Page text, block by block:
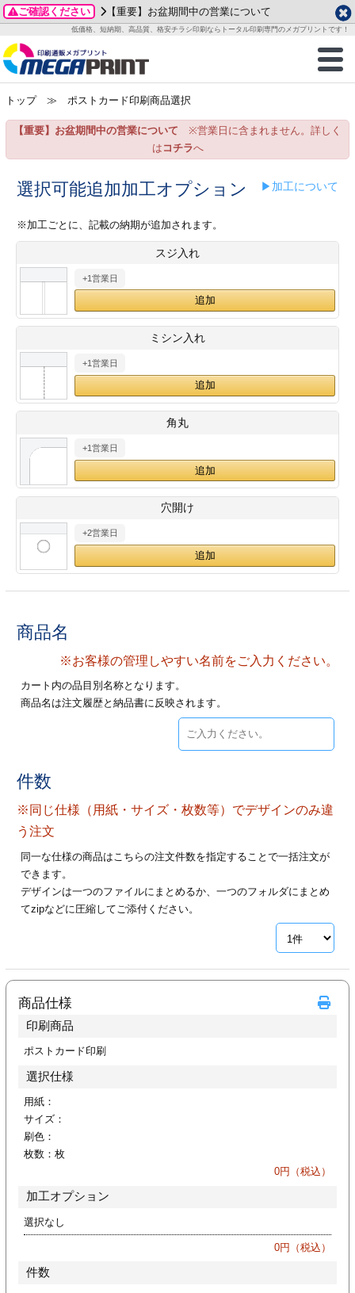
ご確認ください 【重要】お盆期間中の営業について
低価格、短納期、高品質、格安チラシ印刷ならトータル印刷専門のメガプリントです！
商品一覧
グッズ
ステッカー
ックカード印刷
業ツール印刷
＆盛り上げ印刷
ご利用ガイド
お客様へ
いて
方法
/送料について
刷
カード印刷
ックカード名刺
ムカード
型マル型印刷
ード印刷
刷
印刷
印刷
フォルダー
印刷
印刷
リーブ印刷
加工
印刷
データ作成ガイド
成前に
ガイド
加工指示ガイド
テンプレート
ード印刷
名刺印刷
ックカード
ード印刷
形マル型
印刷
刷
印刷
カード印刷
ァイル印刷
印刷
リーブ
ー印刷
一覧
わせ
り
プル請求
2026年 8月
月
火 水 木 金
土
1
3
4 5 6 7
8
15
24
25 26 27
29
土
1
2 3
9 10 11
12
14
15 16 17 18
19
26
28
29 30
・・休業日
トップ≫ ポストカード印刷商品選択
【重要】お盆期間中の営業について ※営業日に含まれません。詳しく
は コチラへ
選択可能追加加工オプション ▶加工について
※加工ごとに、記載の納期が追加されます。
スジ入れ
+1営業日
ミシン入れ
+1営業日
角丸
+1営業日
穴開け
+2営業日
商品名
※お客様の管理しやすい名前をご入力ください。
カート内の品目別名称となります。
商品名は注文履歴と納品書に反映されます。
件数
※同じ仕様（用紙・サイズ・枚数等）でデザインのみ違
う注文
同一な仕様の商品はこちらの注文件数を指定することで一括注文が
できます。
デザインは一つのファイルにまとめるか、一つのフォルダにまとめ
てzipなどに圧縮してご添付ください。
商品仕様
印刷商品
ポストカード印刷
選択仕様
用紙：
サイズ：
刷色：
枚数： 枚
0円（税込）
加工オプション
選択なし
0円（税込）
件数